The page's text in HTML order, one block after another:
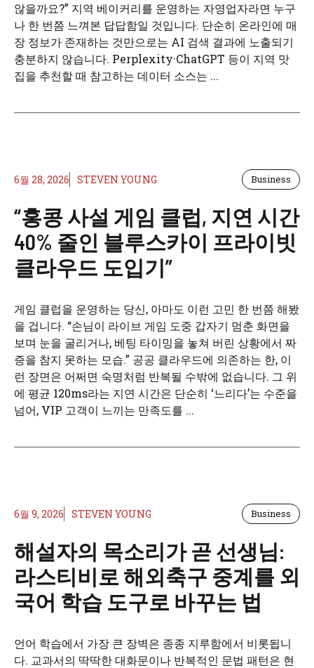
않을까요?” 지역 베이커리를 운영하는 자영업자라면 누구
나 한 번쯤 느껴본 답답함일 것입니다. 단순히 온라인에 매
장 정보가 존재하는 것만으로는 AI 검색 결과에 노출되기
충분하지 않습니다. Perplexity·ChatGPT 등이 지역 맛
집을 추천할 때 참고하는 데이터 소스는 ...
6월 28, 2026 STEVEN YOUNG Business
“홍콩 사설 게임 클럽, 지연 시간
40% 줄인 블루스카이 프라이빗
클라우드 도입기”
게임 클럽을 운영하는 당신, 아마도 이런 고민 한 번쯤 해봤
을 겁니다. “손님이 라이브 게임 도중 갑자기 멈춘 화면을
보며 눈을 굴리거나, 베팅 타이밍을 놓쳐 버린 상황에서 짜
증을 참지 못하는 모습.” 공공 클라우드에 의존하는 한, 이
런 장면은 어쩌면 숙명처럼 반복될 수밖에 없습니다. 그 위
에 평균 120ms라는 지연 시간은 단순히 ‘느리다’는 수준을
넘어, VIP 고객이 느끼는 만족도를 ...
6월 9, 2026 STEVEN YOUNG Business
해설자의 목소리가 곧 선생님:
라스티비로 해외축구 중계를 외
국어 학습 도구로 바꾸는 법
언어 학습에서 가장 큰 장벽은 종종 지루함에서 비롯됩니
다. 교과서의 딱딱한 대화문이나 반복적인 문법 패턴은 현